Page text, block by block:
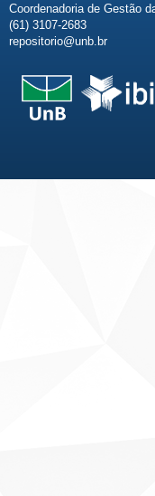
Coordenadoria de Gestão
(61) 3107-2683
repositorio@unb.br